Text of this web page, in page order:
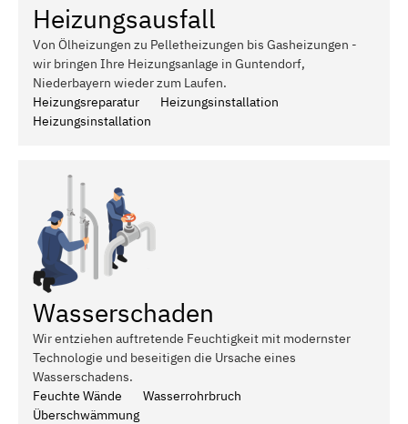
Heizungsausfall
Von Ölheizungen zu Pelletheizungen bis Gasheizungen -
wir bringen Ihre Heizungsanlage in Guntendorf,
Niederbayern wieder zum Laufen.
Heizungsreparatur
Heizungsinstallation
Heizungsinstallation
Wasserschaden
Wir entziehen auftretende Feuchtigkeit mit modernster
Technologie und beseitigen die Ursache eines
Wasserschadens.
Feuchte Wände
Wasserrohrbruch
Überschwämmung